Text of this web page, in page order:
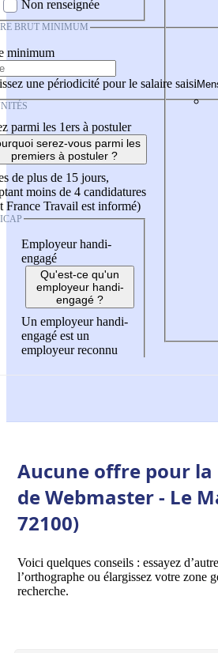
Non renseignée
BRUT MINIMUM
minimum
une périodicité pour le salaire saisi
parmi les 1ers à postuler
serez-vous parmi les
premiers à postuler ?
de plus de 15 jours,
moins de 4 candidatures
France Travail est informé)
Employeur handi-
engagé
Qu'est-ce qu'un
employeur handi-
engagé ?
Un employeur handi-
engagé est un
employeur reconnu
Aucune offre pour la
de Webmaster - Le
72100)
Voici quelques conseils : essayez
l’orthographe ou élargissez votre zone
recherche.